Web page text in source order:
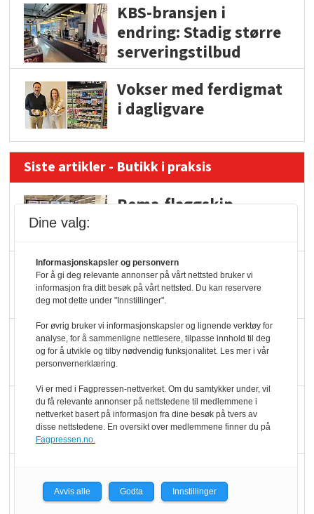
KBS-bransjen i
endring: Stadig større
serveringstilbud
Vokser med ferdigmat
i dagligvare
Siste artikler - Butikk i praksis
Rema-flaggskip
Slik opprettholdes
ølsalget
Færre varer, men fulle
hyller
KI lager mat i butikken
Rema i 2025
Dine valg:
Informasjonskapsler og personvern
For å gi deg relevante annonser på vårt nettsted bruker vi
informasjon fra ditt besøk på vårt nettsted. Du kan reservere
deg mot dette under "Innstillinger".
For øvrig bruker vi informasjonskapsler og lignende verktøy for
analyse, for å sammenligne nettlesere, tilpasse innhold til deg
og for å utvikle og tilby nødvendig funksjonalitet. Les mer i vår
personvernerklæring.
Vi er med i Fagpressen-nettverket. Om du samtykker under, vil
du få relevante annonser på nettstedene til medlemmene i
nettverket basert på informasjon fra dine besøk på tvers av
disse nettstedene. En oversikt over medlemmene finner du på
Fagpressen.no.
Avvis alle Godta Innstillinger